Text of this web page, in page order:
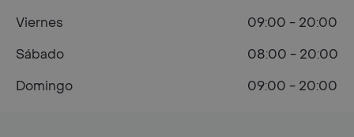
Viernes
09:00 - 20:00
Sábado
08:00 - 20:00
Domingo
09:00 - 20:00